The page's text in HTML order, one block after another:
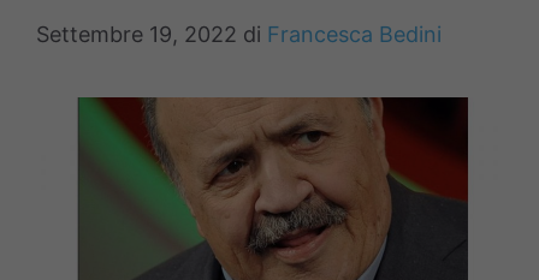
Settembre 19, 2022 di Francesca Bedini